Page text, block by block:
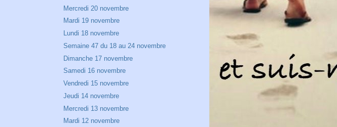
Mercredi 20 novembre
Mardi 19 novembre
Lundi 18 novembre
Semaine 47 du 18 au 24 novembre
Dimanche 17 novembre
Samedi 16 novembre
Vendredi 15 novembre
Jeudi 14 novembre
Mercredi 13 novembre
Mardi 12 novembre